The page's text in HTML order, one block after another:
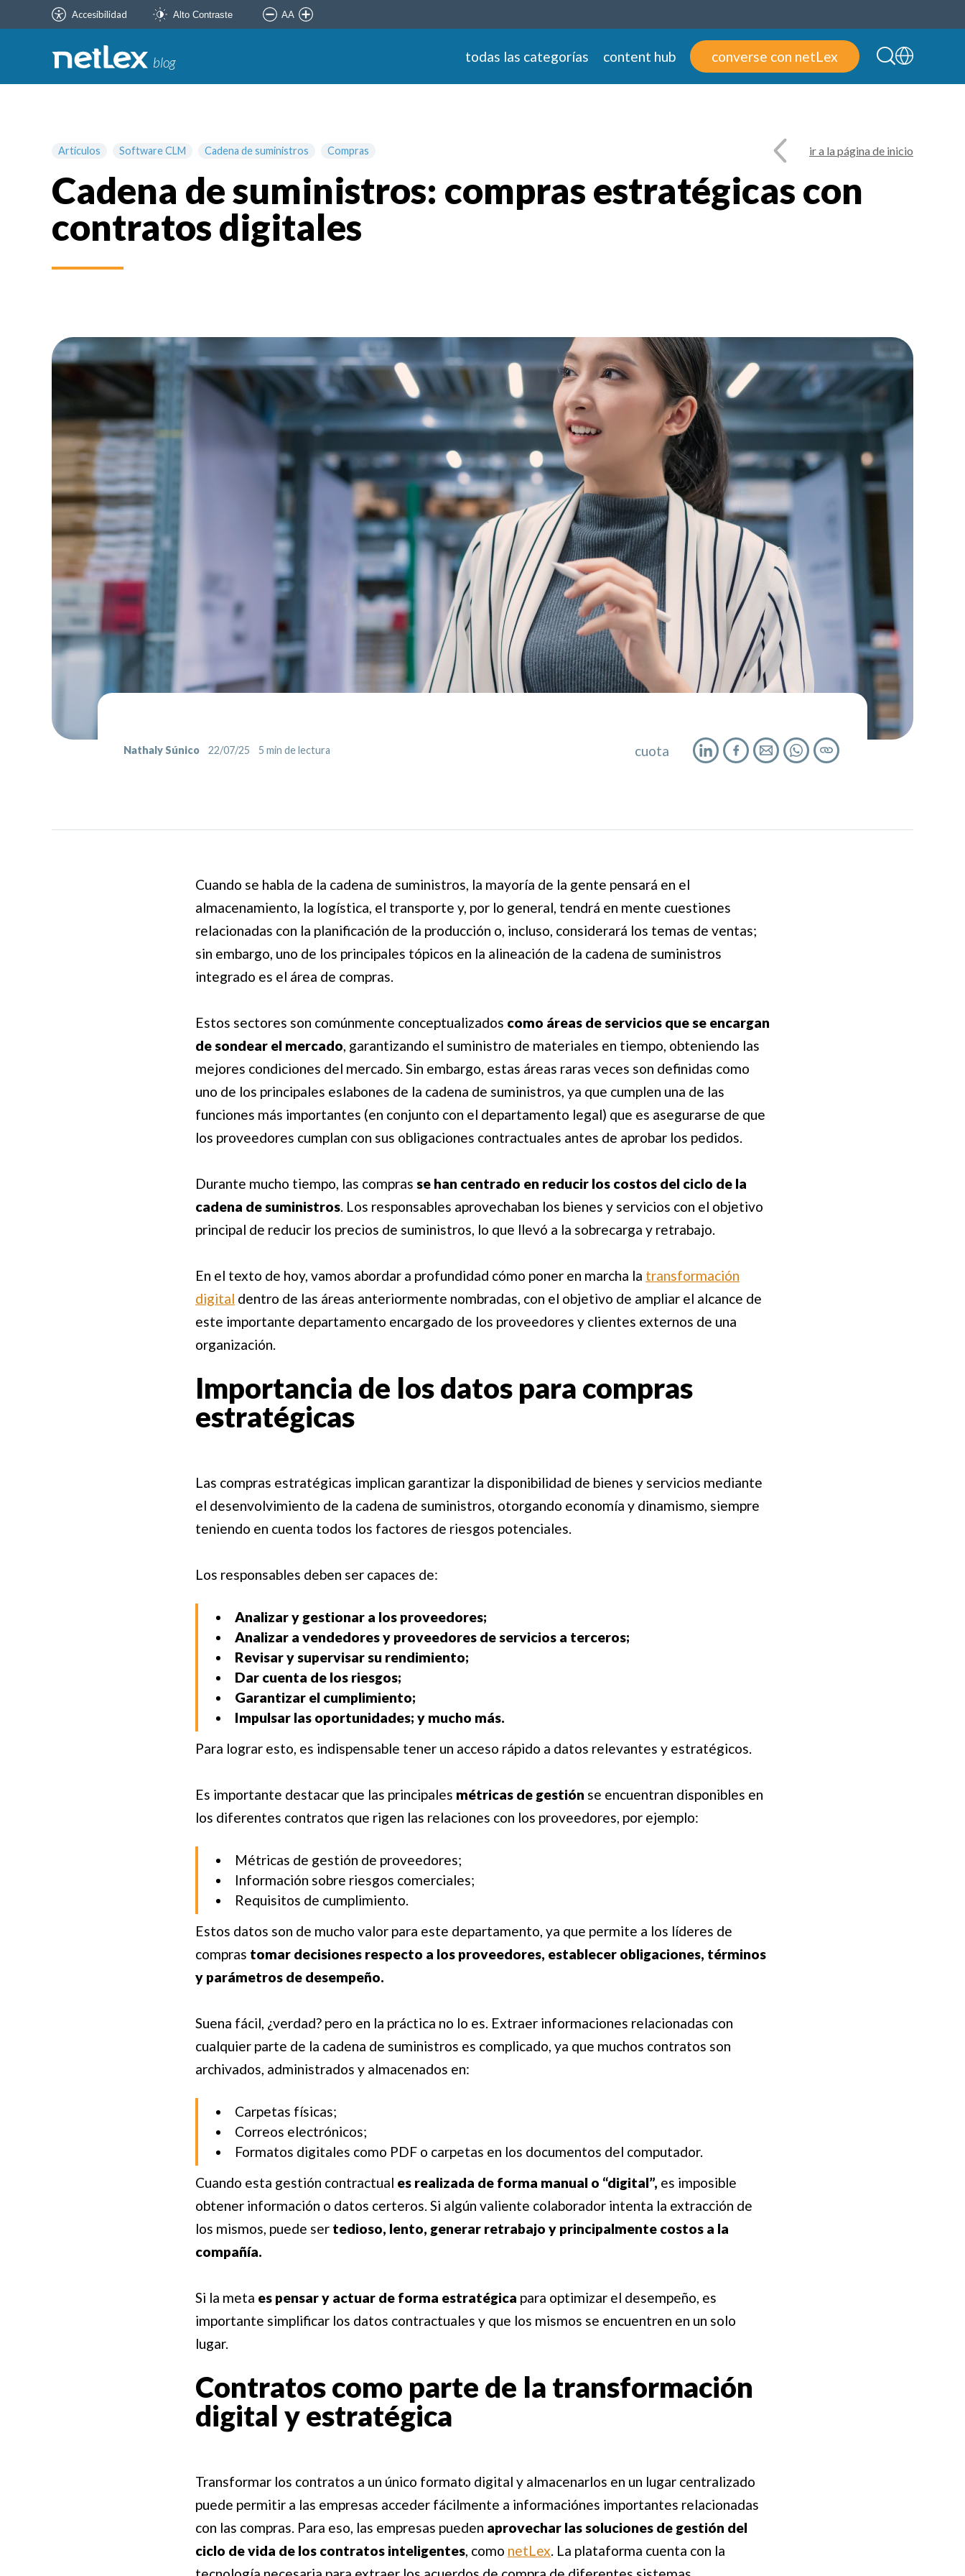
Accesibilidad Alto Contraste AA
blog todas las categorías content hub converse con netLex
Artículos Software CLM Cadena de suministros Compras ir a la página de inicio
Cadena de suministros: compras estratégicas con
contratos digitales
Nathaly Súnico 22/07/25 5 min de lectura cuota
Cuando se habla de la cadena de suministros, la mayoría de la gente pensará en el
almacenamiento, la logística, el transporte y, por lo general, tendrá en mente cuestiones
relacionadas con la planificación de la producción o, incluso, considerará los temas de ventas;
sin embargo, uno de los principales tópicos en la alineación de la cadena de suministros
integrado es el área de compras.
Estos sectores son comúnmente conceptualizados como áreas de servicios que se encargan
de sondear el mercado, garantizando el suministro de materiales en tiempo, obteniendo las
mejores condiciones del mercado. Sin embargo, estas áreas raras veces son definidas como
uno de los principales eslabones de la cadena de suministros, ya que cumplen una de las
funciones más importantes (en conjunto con el departamento legal) que es asegurarse de que
los proveedores cumplan con sus obligaciones contractuales antes de aprobar los pedidos.
Durante mucho tiempo, las compras se han centrado en reducir los costos del ciclo de la
cadena de suministros. Los responsables aprovechaban los bienes y servicios con el objetivo
principal de reducir los precios de suministros, lo que llevó a la sobrecarga y retrabajo.
En el texto de hoy, vamos abordar a profundidad cómo poner en marcha la transformación
digital dentro de las áreas anteriormente nombradas, con el objetivo de ampliar el alcance de
este importante departamento encargado de los proveedores y clientes externos de una
organización.
Importancia de los datos para compras
estratégicas
Las compras estratégicas implican garantizar la disponibilidad de bienes y servicios mediante
el desenvolvimiento de la cadena de suministros, otorgando economía y dinamismo, siempre
teniendo en cuenta todos los factores de riesgos potenciales.
Los responsables deben ser capaces de:
Analizar y gestionar a los proveedores;
Analizar a vendedores y proveedores de servicios a terceros;
Revisar y supervisar su rendimiento;
Dar cuenta de los riesgos;
Garantizar el cumplimiento;
Impulsar las oportunidades; y mucho más.
Para lograr esto, es indispensable tener un acceso rápido a datos relevantes y estratégicos.
Es importante destacar que las principales métricas de gestión se encuentran disponibles en
los diferentes contratos que rigen las relaciones con los proveedores, por ejemplo:
Métricas de gestión de proveedores;
Información sobre riesgos comerciales;
Requisitos de cumplimiento.
Estos datos son de mucho valor para este departamento, ya que permite a los líderes de
compras tomar decisiones respecto a los proveedores, establecer obligaciones, términos
y parámetros de desempeño.
Suena fácil, ¿verdad? pero en la práctica no lo es. Extraer informaciones relacionadas con
cualquier parte de la cadena de suministros es complicado, ya que muchos contratos son
archivados, administrados y almacenados en:
Carpetas físicas;
Correos electrónicos;
Formatos digitales como PDF o carpetas en los documentos del computador.
Cuando esta gestión contractual es realizada de forma manual o “digital”, es imposible
obtener información o datos certeros. Si algún valiente colaborador intenta la extracción de
los mismos, puede ser tedioso, lento, generar retrabajo y principalmente costos a la
compañía.
Si la meta es pensar y actuar de forma estratégica para optimizar el desempeño, es
importante simplificar los datos contractuales y que los mismos se encuentren en un solo
lugar.
Contratos como parte de la transformación
digital y estratégica
Transformar los contratos a un único formato digital y almacenarlos en un lugar centralizado
puede permitir a las empresas acceder fácilmente a informaciónes importantes relacionadas
con las compras. Para eso, las empresas pueden aprovechar las soluciones de gestión del
ciclo de vida de los contratos inteligentes, como netLex. La plataforma cuenta con la